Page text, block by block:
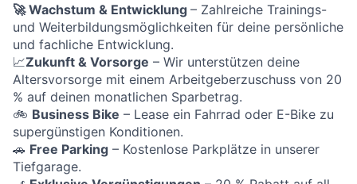
🚀 Wachstum & Entwicklung – Zahlreiche Trainings-
und Weiterbildungsmöglichkeiten für deine persönliche
und fachliche Entwicklung.
📈Zukunft & Vorsorge – Wir unterstützen deine
Altersvorsorge mit einem Arbeitgeberzuschuss von 20
% auf deinen monatlichen Sparbetrag.
🚲 Business Bike – Lease ein Fahrrad oder E-Bike zu
supergünstigen Konditionen.
🚗 Free Parking – Kostenlose Parkplätze in unserer
Tiefgarage.